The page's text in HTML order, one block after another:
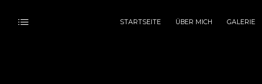
STARTSEITE ÜBER MICH GALERIE